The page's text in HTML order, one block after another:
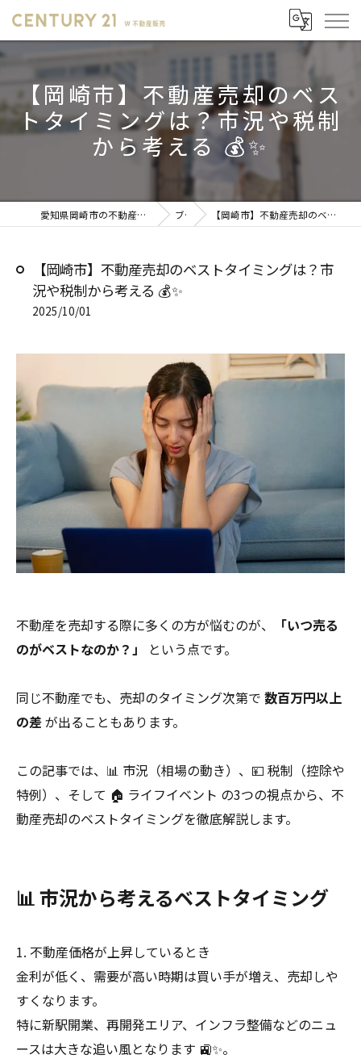
【岡崎市】不動産売却のベス
トタイミングは？市況や税制
から考える 💰✨
愛知県岡崎市の不動産売却ならセンチュリー21 W不動産販売 ブログ 【岡崎市】不動産売却のベストタイミングは？市況や税制から考える 💰✨
【岡崎市】不動産売却のベストタイミングは？市
況や税制から考える 💰✨
2025/10/01
不動産を売却する際に多くの方が悩むのが、
「いつ売る
のがベストなのか？」
という点です。
同じ不動産でも、売却のタイミング次第で 数百万円以上
の差が出ることもあります。
この記事では、📊 市況（相場の動き）、💴 税制（控除や
特例）、そして 🏠 ライフイベント の3つの視点から、不
動産売却のベストタイミングを徹底解説します。
📊 市況から考えるベストタイミング
1. 不動産価格が上昇しているとき
金利が低く、需要が高い時期は買い手が増え、売却しや
すくなります。
特に新駅開業、再開発エリア、インフラ整備などのニュ
ースは大きな追い風となります 🚉✨。